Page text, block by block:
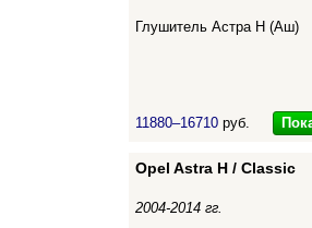
Глушитель Астра Н (Аш)
11880–16710 руб.
Opel Astra H / Classic
2004-2014 гг.